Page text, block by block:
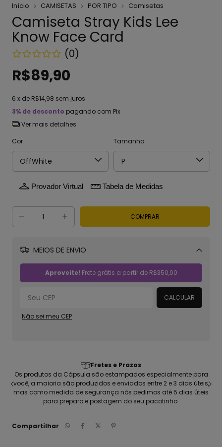
Início CAMISETAS POR TIPO Camisetas
Camiseta Stray Kids Lee
Know Face Card
(0)
R$89,90
6 x de R$14,98 sem juros
3% de desconto pagando com Pix
Ver mais detalhes
Cor
Tamanho
Provador Virtual Tabela de Medidas
MEIOS DE ENVIO
Aproveite! Frete grátis a partir de R$350,00
CALCULAR
Não sei meu CEP
Fretes e Prazos
Os produtos da Cápsula são estampados especialmente para
você, a maioria são produzidos e enviados entre 2 e 3 dias úteis,
mas como medida de segurança nós pedimos até 5 dias úteis
para preparo e postagem do seu pacotinho.
Compartilhar